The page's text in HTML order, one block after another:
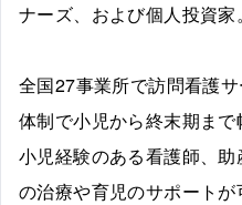
ナーズ、および個人投資家。
全国27事業所で訪問看護
体制で小児から終末期まで
小児経験のある看護師、
の治療や育児のサポート